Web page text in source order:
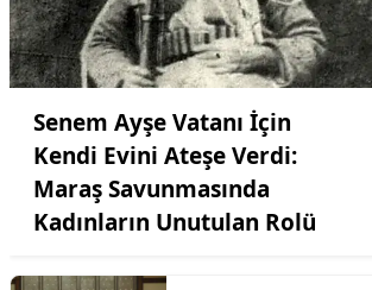
Gönder
Senem Ayşe Vatanı İçin
Kendi Evini Ateşe Verdi:
Maraş Savunmasında
Kadınların Unutulan Rolü